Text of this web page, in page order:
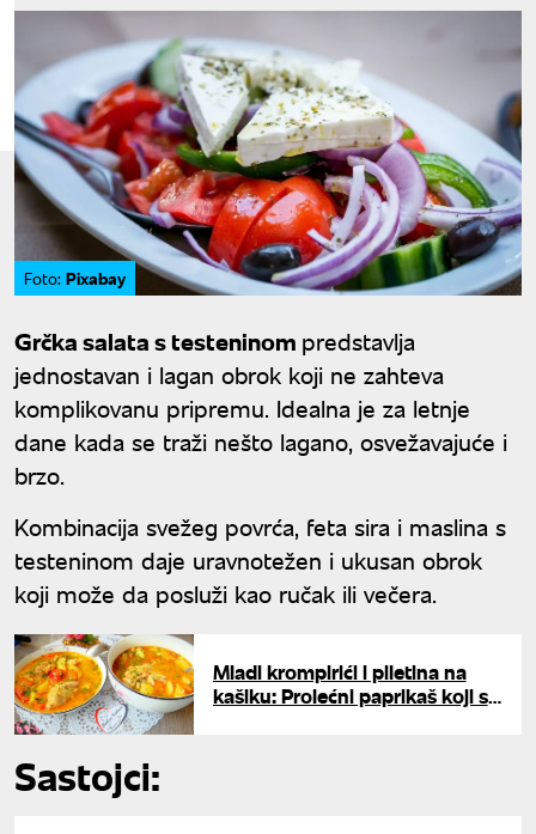
Foto: Pixabay
Grčka salata s testeninom predstavlja
jednostavan i lagan obrok koji ne zahteva
komplikovanu pripremu. Idealna je za letnje
dane kada se traži nešto lagano, osvežavajuće i
brzo.
Kombinacija svežeg povrća, feta sira i maslina s
testeninom daje uravnotežen i ukusan obrok
koji može da posluži kao ručak ili večera.
Mladi krompirići i piletina na
kašiku: Prolećni paprikaš koji se
Sastojci: